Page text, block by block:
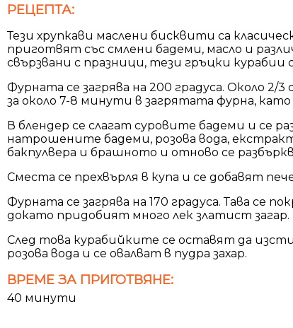
РЕЦЕПТА:
Тези хрупкави маслени бисквити са
приготвят със смлени бадеми, масло и
свързвани с празници, тези гръцки курабии
Фурната се загрява на 200 градуса. Около
за около 7-8 минути в загрятата фурна,
В блендер се слагат суровите бадеми и се
натрошените бадеми, розова вода,
бакпулвера и брашното и отново се
Сместа се прехвърля в купа и се добавят
Фурната се загрява на 170 градуса. Тава се
докато придобият много лек златист загар.
След това курабийките се оставят да
розова вода и се овалват в пудра захар.
ВРЕМЕ ЗА ПРИГОТВЯНЕ:
40 минути